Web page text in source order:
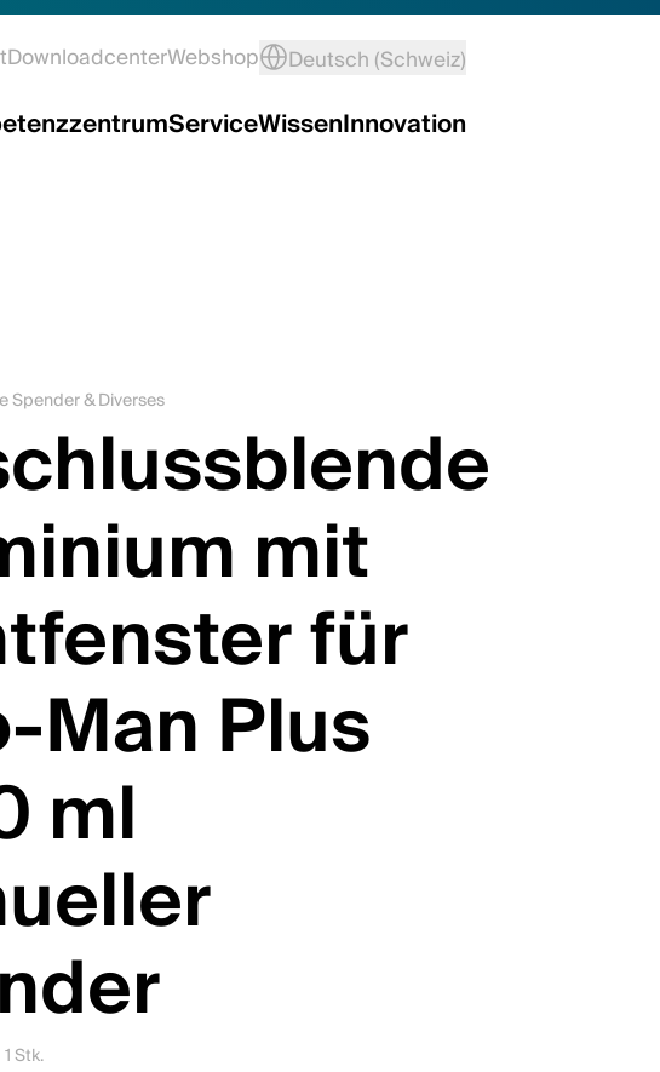
DownloadcenterWebshop Deutsch (Schweiz)
ServiceWissenInnovation
Spender & Diverses
mit
für
Man Plus
ml
1 Stk.